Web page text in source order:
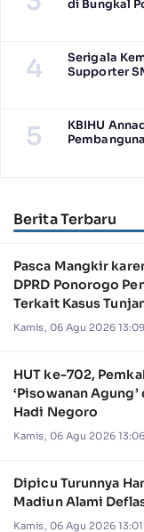
di Bungkal
4
Serigala
Supporter
5
KBIHU
Berita Terbaru
Pasca Mangkir
DPRD Ponorogo
Terkait Kasus
Kamis, 06 Agu 2026
HUT ke-702,
‘Pisowanan
Hadi Negoro
Kamis, 06 Agu 2026
Dipicu Turunnya
Madiun Alami
Kamis, 06 Agu 2026